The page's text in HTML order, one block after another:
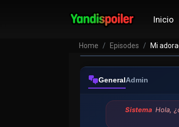
Inicio
Home Episodes Mi
GeneralAdmin
Sistema Hola,